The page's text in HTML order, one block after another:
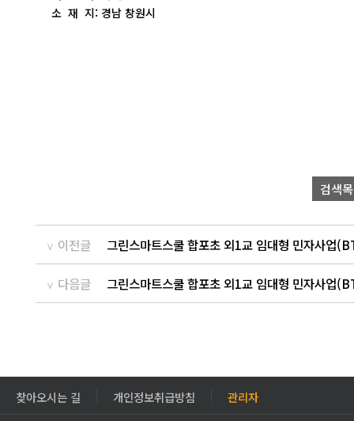
소 재 지: 경남 창원시
검색
이전글 그린스마트스쿨 합포초 외1교 임대형 민자사업
다음글 그린스마트스쿨 합포초 외1교 임대형 민자사업
찾아오시는 길 개인정보취급방침 관리자